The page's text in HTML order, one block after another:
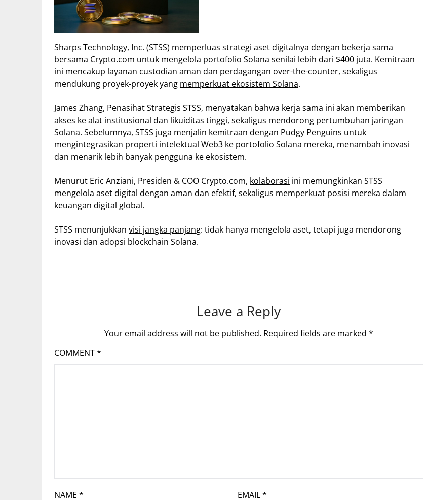
Sharps Technology, Inc. (STSS) memperluas strategi aset digitalnya dengan bekerja sama
bersama Crypto.com untuk mengelola portofolio Solana senilai lebih dari $400 juta. Kemitraan
ini mencakup layanan custodian aman dan perdagangan over-the-counter, sekaligus
mendukung proyek-proyek yang memperkuat ekosistem Solana.
James Zhang, Penasihat Strategis STSS, menyatakan bahwa kerja sama ini akan memberikan
akses ke alat institusional dan likuiditas tinggi, sekaligus mendorong pertumbuhan jaringan
Solana. Sebelumnya, STSS juga menjalin kemitraan dengan Pudgy Penguins untuk
mengintegrasikan properti intelektual Web3 ke portofolio Solana mereka, menambah inovasi
dan menarik lebih banyak pengguna ke ekosistem.
Menurut Eric Anziani, Presiden & COO Crypto.com, kolaborasi ini memungkinkan STSS
mengelola aset digital dengan aman dan efektif, sekaligus memperkuat posisi mereka dalam
keuangan digital global.
STSS menunjukkan visi jangka panjang: tidak hanya mengelola aset, tetapi juga mendorong
inovasi dan adopsi blockchain Solana.
Leave a Reply
Your email address will not be published. Required fields are marked *
COMMENT*
NAME * EMAIL*